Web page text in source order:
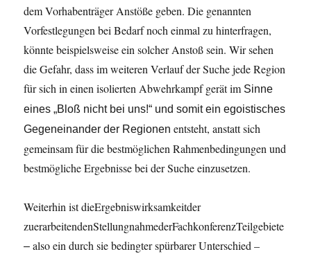
dem Vorhabenträger Anstöße geben. Die genannten
Vorfestlegungen bei Bedarf noch einmal zu hinterfragen,
könnte beispielsweise ein solcher Anstoß sein. Wir sehen
die Gefahr, dass im weiteren Verlauf der Suche jede Region
für sich in einen isolierten Abwehrkampf gerät im Sinne
eines „Bloß nichtbei uns!“ und somit ein egoistisches
Gegeneinander der Regionen entsteht, anstatt sich
gemeinsam für die bestmöglichen Rahmenbedingungen und
bestmögliche Ergebnisse bei der Suche einzusetzen.
Weiterhin ist dieErgebniswirksamkeitder
zuerarbeitendenStellungnahmederFachkonferenzTeilgebiete
– also ein durch sie bedingter spürbarer Unterschied –